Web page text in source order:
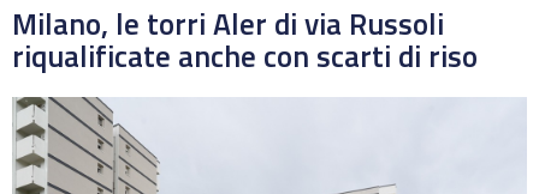
Milano, le torri Aler di via Russoli
riqualificate anche con scarti di riso